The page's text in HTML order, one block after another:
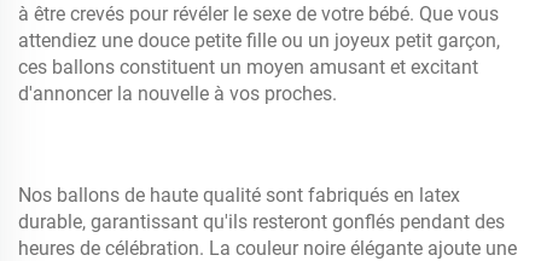
à être crevés pour révéler le sexe de votre bébé. Que vous
attendiez une douce petite fille ou un joyeux petit garçon,
ces ballons constituent un moyen amusant et excitant
d'annoncer la nouvelle à vos proches.
Nos ballons de haute qualité sont fabriqués en latex
durable, garantissant qu'ils resteront gonflés pendant des
heures de célébration. La couleur noire élégante ajoute une